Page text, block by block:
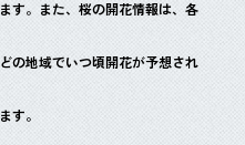
す。また、桜の開花情報は、各
の地域でいつ頃開花が予想され
す。